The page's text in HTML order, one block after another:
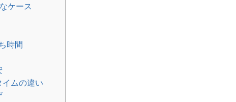
ケース
時間
ムの違い